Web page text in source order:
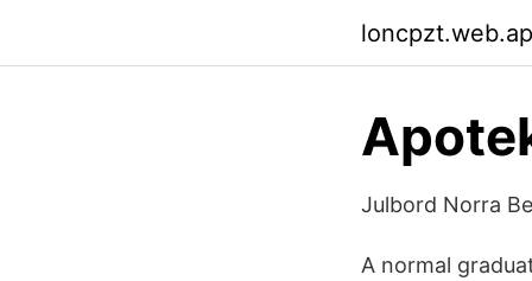
Julbord Norra
A normal